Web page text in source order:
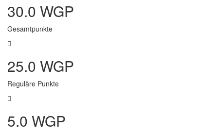
30.0 WGP
Gesamtpunkte
25.0 WGP
Reguläre Punkte
5.0 WGP